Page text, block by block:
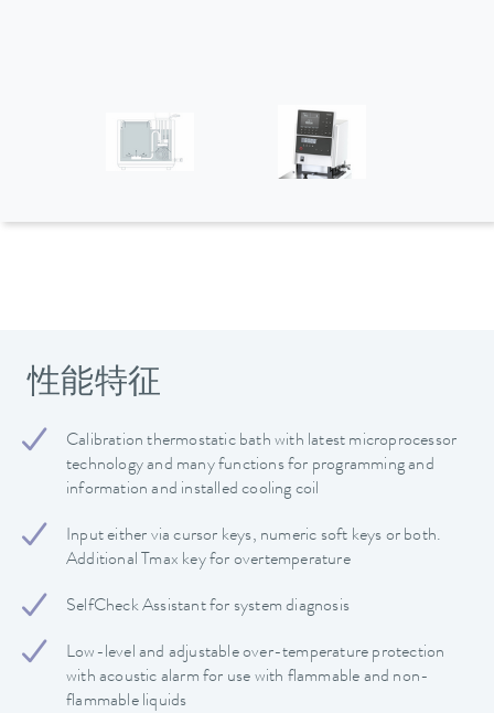
性能特征
Calibration thermostatic bath with latest microprocessor
technology and many functions for programming and
information and installed cooling coil
Input either via cursor keys, numeric soft keys or both.
Additional Tmax key for overtemperature
SelfCheck Assistant for system diagnosis
Low-level and adjustable over-temperature protection
with acoustic alarm for use with flammable and non-
flammable liquids